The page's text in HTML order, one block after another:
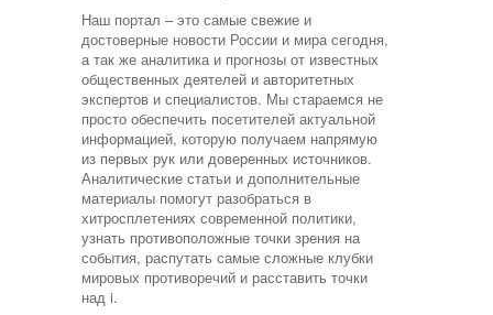
Наш портал – это самые свежие и
достоверные новости России и мира сегодня,
а так же аналитика и прогнозы от известных
общественных деятелей и авторитетных
экспертов и специалистов. Мы стараемся не
просто обеспечить посетителей актуальной
информацией, которую получаем напрямую
из первых рук или доверенных источников.
Аналитические статьи и дополнительные
материалы помогут разобраться в
хитросплетениях современной политики,
узнать противоположные точки зрения на
события, распутать самые сложные клубки
мировых противоречий и расставить точки
над i.